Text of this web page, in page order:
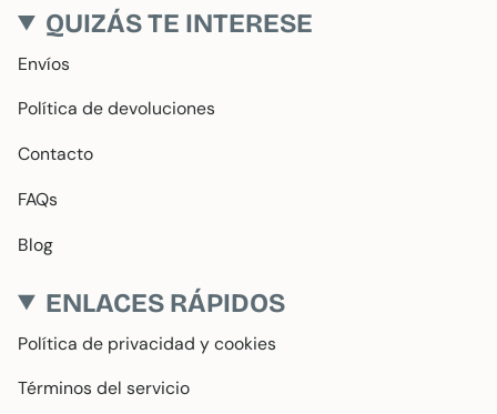
QUIZÁS TE INTERESE
Envíos
Política de devoluciones
Contacto
FAQs
Blog
ENLACES RÁPIDOS
Política de privacidad y cookies
Términos del servicio